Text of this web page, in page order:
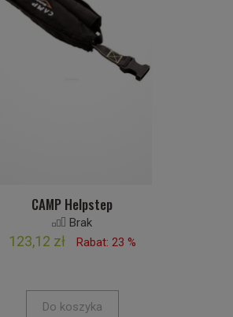
CAMP Helpstep
Brak
123,12 zł Rabat: 23 %
Do koszyka